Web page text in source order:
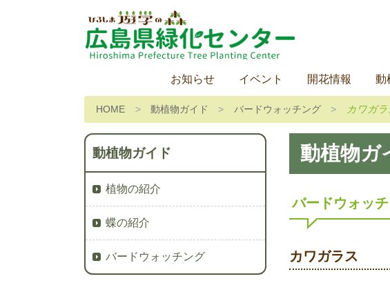
お知らせ イベント 開花情報 動
HOME 動植物ガイド バードウォッチング カワガラ
動植物ガ
バードウォッ
カワガラス
動植物ガイド
植物の紹介
蝶の紹介
バードウォッチング